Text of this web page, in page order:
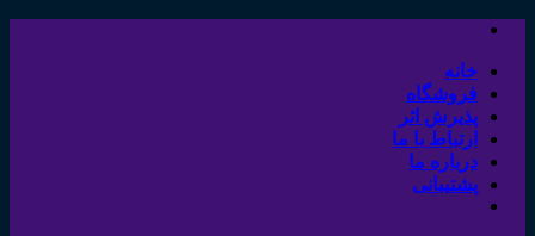
Skip
contentخانه
فروشگاه
پذیرش اثر
ارتباط با ما
درباره ما
پشتیبانی